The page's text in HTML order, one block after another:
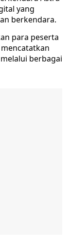
yang
berkendara.
para peserta
berbagai